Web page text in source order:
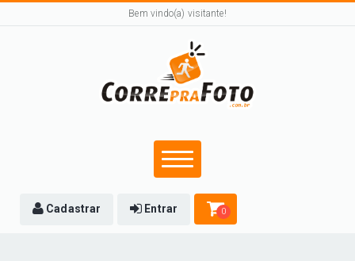
Bem vindo(a) visitante!
Cadastrar Entrar 0